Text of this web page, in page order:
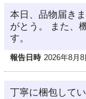
本日、品物届き
がとう。 また、
す。
報告日時 2026年8月
丁寧に梱包して